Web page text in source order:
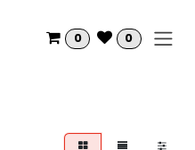
0 0